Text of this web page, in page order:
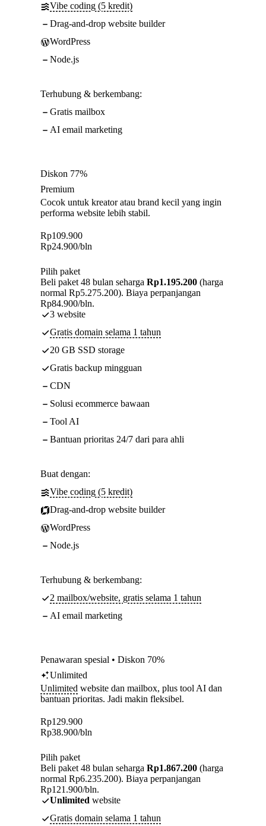
Vibe coding (5 kredit)
Drag-and-drop website builder
WordPress
Node.js
Terhubung & berkembang:
Gratis mailbox
AI email marketing
Diskon 77%
Premium
Cocok untuk kreator atau brand kecil yang ingin
performa website lebih stabil.
Rp109.900
Rp24.900/bln
Pilih paket
Beli paket 48 bulan seharga Rp1.195.200 (harga
normal Rp5.275.200). Biaya perpanjangan
Rp84.900/bln.
3 website
Gratis domain selama 1 tahun
20 GB SSD storage
Gratis backup mingguan
CDN
Solusi ecommerce bawaan
Tool AI
Bantuan prioritas 24/7 dari para ahli
Buat dengan:
Vibe coding (5 kredit)
Drag-and-drop website builder
WordPress
Node.js
Terhubung & berkembang:
2 mailbox/website, gratis selama 1 tahun
AI email marketing
Penawaran spesial • Diskon 70%
Unlimited
Unlimited website dan mailbox, plus tool AI dan
bantuan prioritas. Jadi makin fleksibel.
Rp129.900
Rp38.900/bln
Pilih paket
Beli paket 48 bulan seharga Rp1.867.200 (harga
normal Rp6.235.200). Biaya perpanjangan
Rp121.900/bln.
Unlimited website
Gratis domain selama 1 tahun